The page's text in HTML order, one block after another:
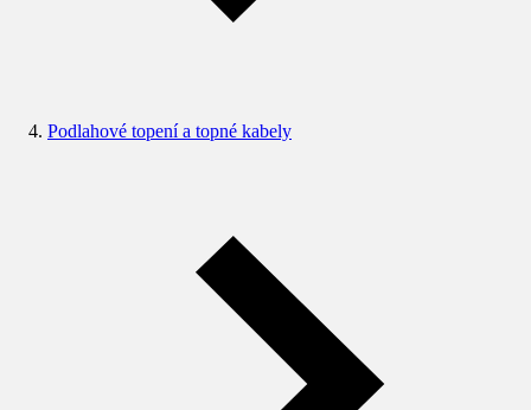
Podlahové topení a topné kabely